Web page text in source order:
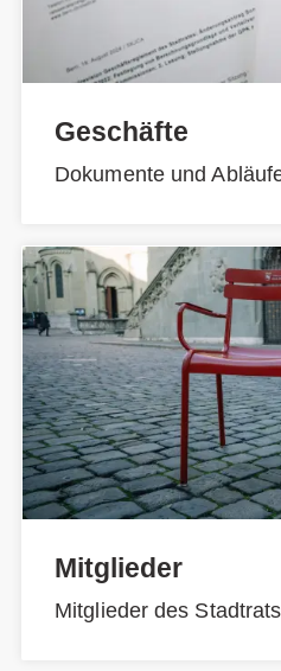
Geschäfte
Dokumente und
Mitglieder
Mitglieder des Stadtrats